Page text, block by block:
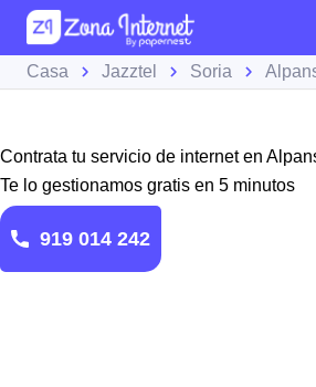
Casa Jazztel Soria
Contrata tu servicio de internet en
Te lo gestionamos gratis en 5 minutos
919 014 242